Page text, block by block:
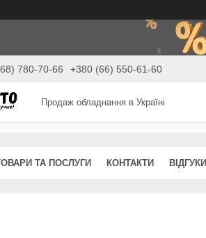
780-70-66 +380 (66) 550-61-60
Продаж обладнання в Україні
ТА ПОСЛУГИ КОНТАКТИ ВІДГУКИ